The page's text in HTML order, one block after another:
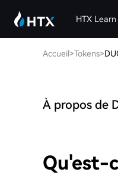
HTX Learn
Accueil>Tokens>
À propos de
Qu'est-